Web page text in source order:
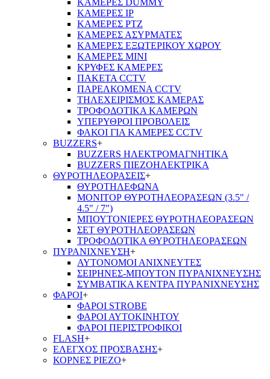
ΚΑΜΕΡΕΣ DUMMY
ΚΑΜΕΡΕΣ IP
ΚΑΜΕΡΕΣ PTZ
ΚΑΜΕΡΕΣ ΑΣΥΡΜΑΤΕΣ
ΚΑΜΕΡΕΣ ΕΞΩΤΕΡΙΚΟΥ ΧΩΡΟΥ
ΚΑΜΕΡΕΣ ΜΙΝΙ
ΚΡΥΦΕΣ ΚΑΜΕΡΕΣ
ΠΑΚΕΤΑ CCTV
ΠΑΡΕΛΚΟΜΕΝΑ CCTV
ΤΗΛΕΧΕΙΡΙΣΜΟΣ ΚΑΜΕΡΑΣ
ΤΡΟΦΟΔΟΤΙΚΑ ΚΑΜΕΡΩΝ
ΥΠΕΡΥΘΡΟΙ ΠΡΟΒΟΛΕΙΣ
ΦΑΚΟΙ ΓΙΑ ΚΑΜΕΡΕΣ CCTV
BUZZERS+
BUZZERS ΗΛΕΚΤΡΟΜΑΓΝΗΤΙΚΑ
BUZZERS ΠΙΕΖΟΗΛΕΚΤΡΙΚΑ
ΘΥΡΟΤΗΛΕΟΡΑΣΕΙΣ+
ΘΥΡΟΤΗΛΕΦΩΝΑ
ΜΟΝΙΤΟΡ ΘΥΡΟΤΗΛΕΟΡΑΣΕΩΝ (3.5" /
4.5" / 7")
ΜΠΟΥΤΟΝΙΕΡΕΣ ΘΥΡΟΤΗΛΕΟΡΑΣΕΩΝ
ΣΕΤ ΘΥΡΟΤΗΛΕΟΡΑΣΕΩΝ
ΤΡΟΦΟΔΟΤΙΚΑ ΘΥΡΟΤΗΛΕΟΡΑΣΕΩΝ
ΠΥΡΑΝΙΧΝΕΥΣΗ+
ΑΥΤΟΝΟΜΟΙ ΑΝΙΧΝΕΥΤΕΣ
ΣΕΙΡΗΝΕΣ-ΜΠΟΥΤΟΝ ΠΥΡΑΝΙΧΝΕΥΣΗΣ
ΣΥΜΒΑΤΙΚΑ ΚΕΝΤΡΑ ΠΥΡΑΝΙΧΝΕΥΣΗΣ
ΦΑΡΟΙ+
ΦΑΡΟΙ STROBE
ΦΑΡΟΙ ΑΥΤΟΚΙΝΗΤΟΥ
ΦΑΡΟΙ ΠΕΡΙΣΤΡΟΦΙΚΟΙ
FLASH+
ΕΛΕΓΧΟΣ ΠΡΟΣΒΑΣΗΣ+
ΚΟΡΝΕΣ PIEZO+